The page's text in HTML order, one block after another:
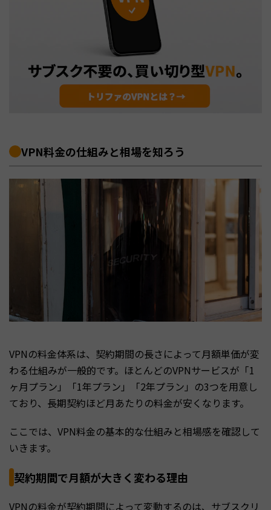
VPN料金の仕組みと相場を知ろう
VPNの料金体系は、契約期間の長さによって月額単価が変
わる仕組みが一般的です。ほとんどのVPNサービスが「1
ヶ月プラン」「1年プラン」「2年プラン」の3つを用意し
ており、長期契約ほど月あたりの料金が安くなります。
ここでは、VPN料金の基本的な仕組みと相場感を確認して
いきます。
契約期間で月額が大きく変わる理由
VPNの料金が契約期間によって変動するのは、サブスクリ